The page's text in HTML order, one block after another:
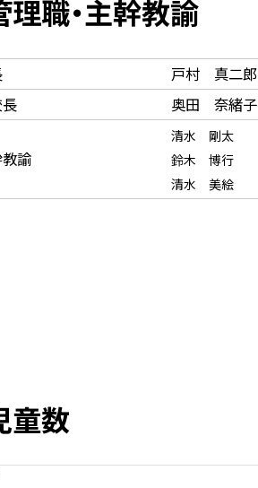
理職・主幹教諭
戸村 真二郎
奥田 奈緒子
諭
清水 剛太
鈴木 博行
清水 美絵
童数